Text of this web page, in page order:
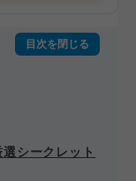
シークレット